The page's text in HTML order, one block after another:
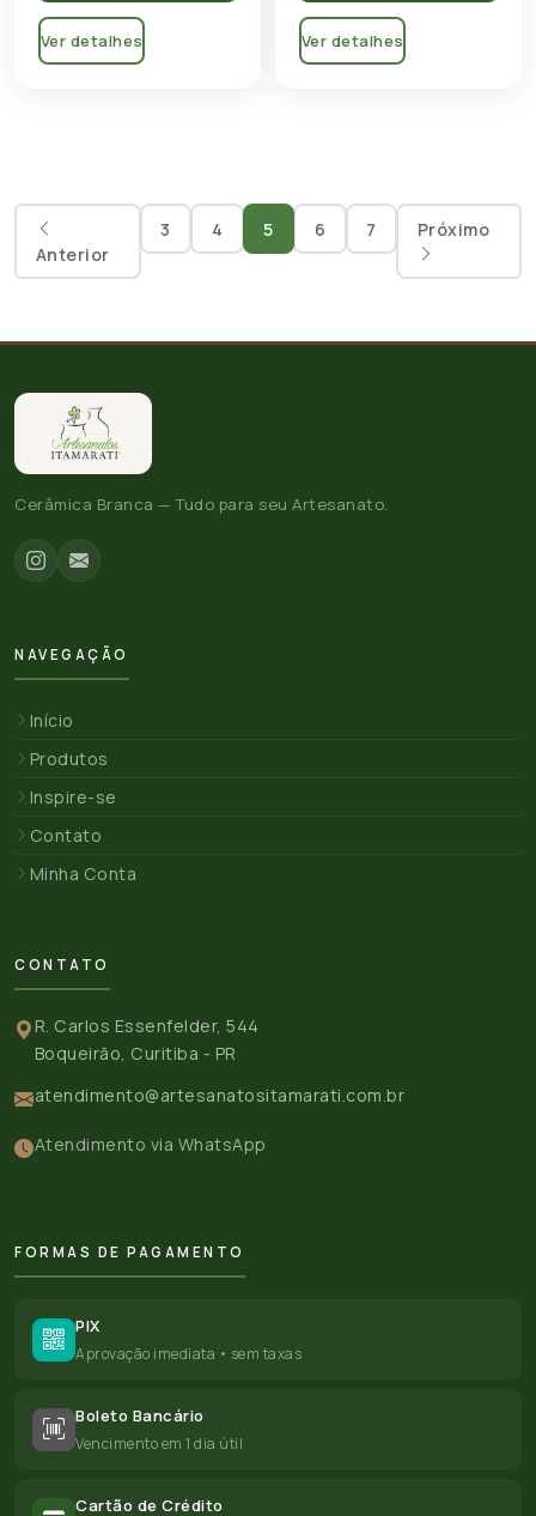
Ver detalhes Ver detalhes
Anterior
3 4 5 6 7 Próximo
Cerâmica Branca — Tudo para seu Artesanato.
NAVEGAÇÃO
Início
Produtos
Inspire-se
Contato
Minha Conta
CONTATO
R. Carlos Essenfelder, 544
Boqueirão, Curitiba - PR
atendimento@artesanatositamarati.com.br
Atendimento via WhatsApp
FORMAS DE PAGAMENTO
PIX
Aprovação imediata • sem taxas
Boleto Bancário
Vencimento em 1 dia útil
Cartão de Crédito